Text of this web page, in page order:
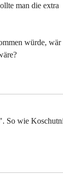
man die extra
würde, wär
So wie